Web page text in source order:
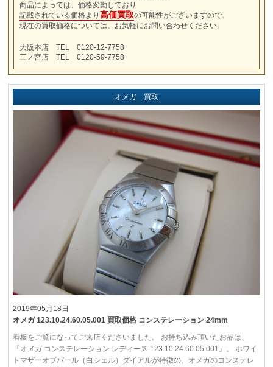
商品によっては、価格変動しており
記載されている価格より 高価買取の可能性がございますので、
現在の買取価格については、お気軽にお問い合わせください。
大阪本店 TEL 0120-12-7758
三ノ宮店 TEL 0120-59-7758
オメガ 買取
2019年05月18日
オメガ 123.10.24.60.05.001 買取価格 コンステレーション 24mm
看板をご覧になってご来店くださいました。 お持ち込み頂いたお品は、
『オメガ コンステレーション レディース 123.10.24.60.05.001』。 ホワイ
トマザーオブパール（白シェル）ダイアルが特徴の、オメガのコンステレ